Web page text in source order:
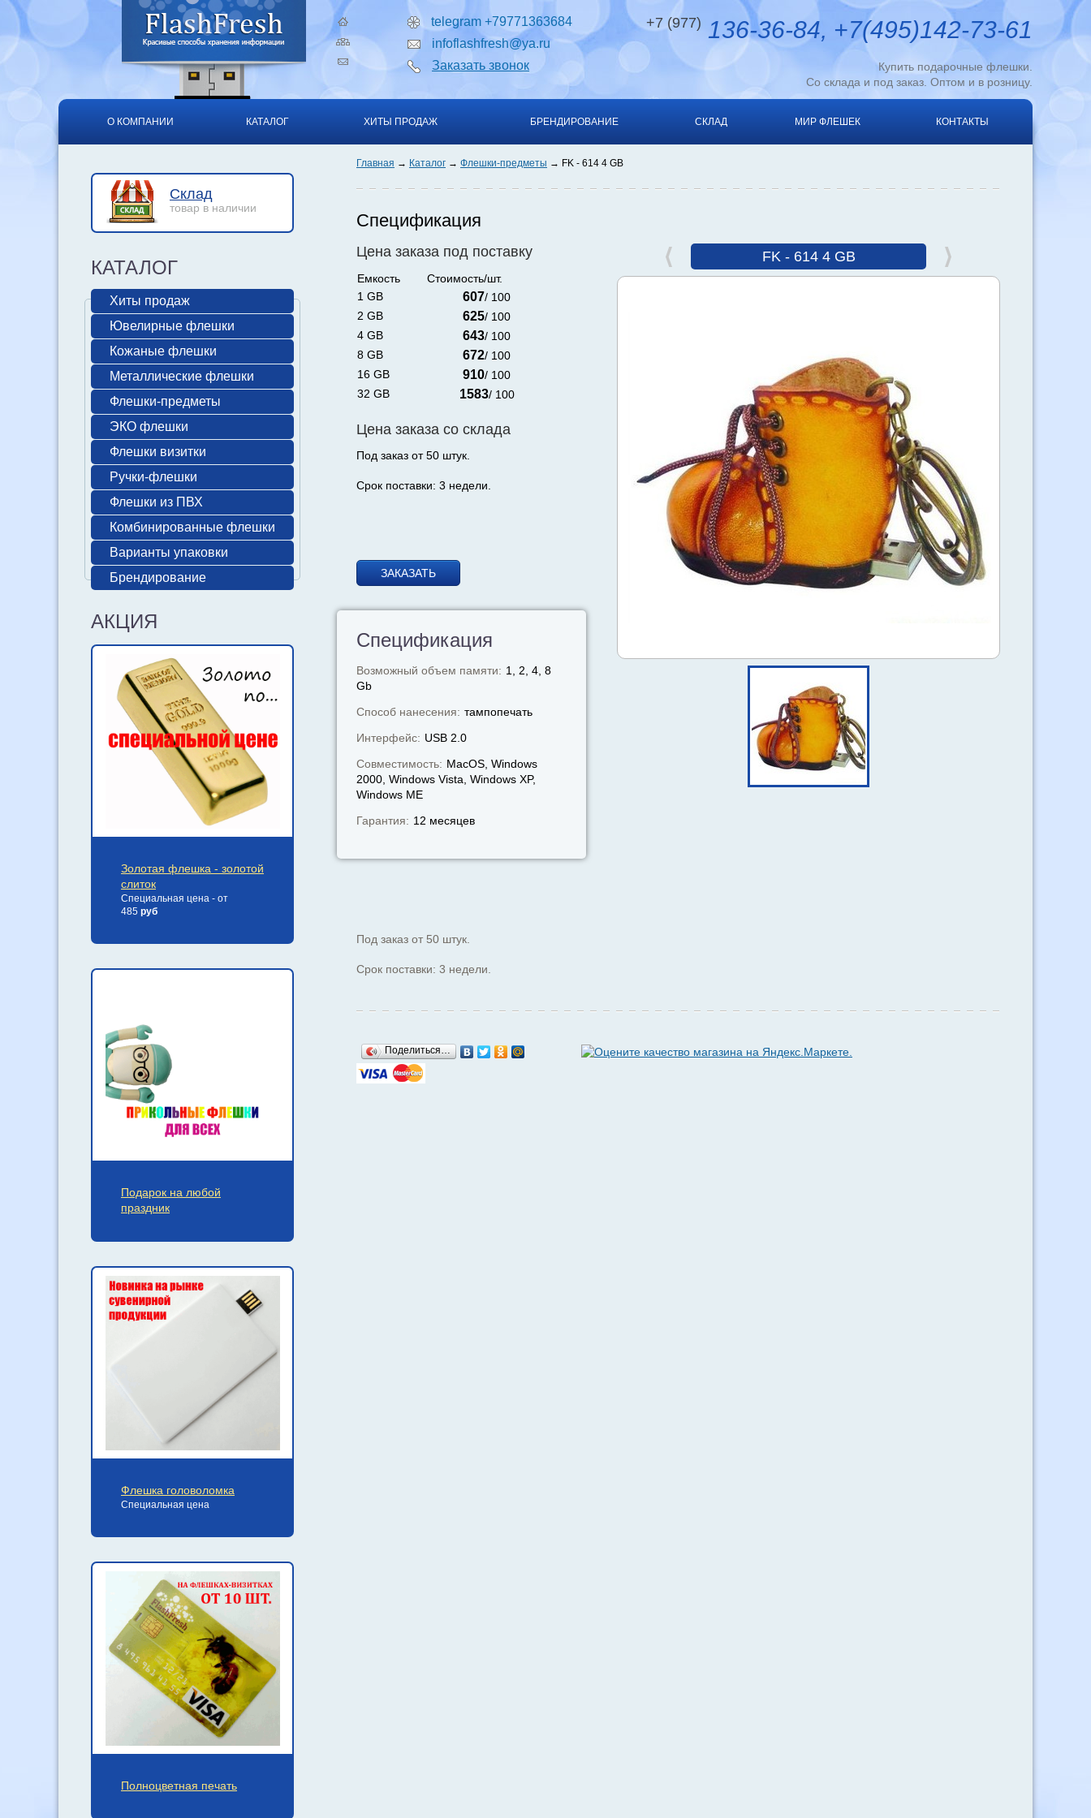
telegram +79771363684
infoflashfresh@ya.ru
Заказать звонок
+7 (977) 136-36-84, +7(495)142-73-61
Купить подарочные флешки.
Со склада и под заказ. Оптом и в розницу.
О КОМПАНИИ КАТАЛОГ ХИТЫ ПРОДАЖ БРЕНДИРОВАНИЕ СКЛАД МИР ФЛЕШЕК КОНТАКТЫ
Главная Каталог Флешки-предметы FK - 614 4 GB
Спецификация
FK - 614 4 GB
Цена заказа под поставку
Емкость
Стоимость/шт.
1 GB
607/ 100
2 GB
625/ 100
4 GB
643/ 100
8 GB
672/ 100
16 GB
910/ 100
32 GB
1583/ 100
Цена заказа со склада
Под заказ от 50 штук.
Срок поставки: 3 недели.
ЗАКАЗАТЬ
Спецификация
Возможный объем памяти: 1, 2, 4, 8
Gb
Способ нанесения: тампопечать
Интерфейс: USB 2.0
Совместимость: MacOS, Windows
2000, Windows Vista, Windows XP,
Windows МЕ
Гарантия: 12 месяцев
Под заказ от 50 штук.
Срок поставки: 3 недели.
Поделиться…
Склад
товар в наличии
КАТАЛОГ
Хиты продаж
Ювелирные флешки
Кожаные флешки
Металлические флешки
Флешки-предметы
ЭКО флешки
Флешки визитки
Ручки-флешки
Флешки из ПВХ
Комбинированные флешки
Варианты упаковки
Брендирование
АКЦИЯ
Золотая флешка - золотой
слиток
Специальная цена - от
485 руб
Подарок на любой
праздник
Флешка головоломка
Специальная цена
Полноцветная печать